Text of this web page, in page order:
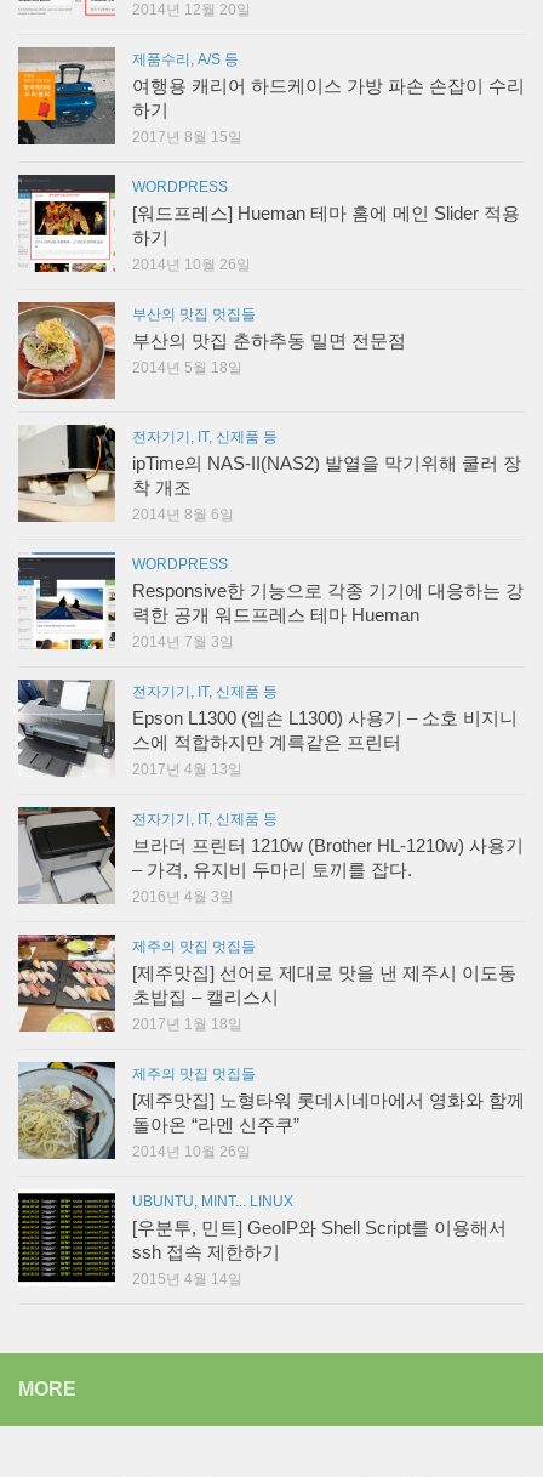
2014년 12월 20일
제품수리, A/S 등
여행용 캐리어 하드케이스 가방 파손 손잡이 수리
하기
2017년 8월 15일
WORDPRESS
[워드프레스] Hueman 테마 홈에 메인 Slider 적용
하기
2014년 10월 26일
부산의 맛집 멋집들
부산의 맛집 춘하추동 밀면 전문점
2014년 5월 18일
전자기기, IT, 신제품 등
ipTime의 NAS-II(NAS2) 발열을 막기위해 쿨러 장
착 개조
2014년 8월 6일
WORDPRESS
Responsive한 기능으로 각종 기기에 대응하는 강
력한 공개 워드프레스 테마 Hueman
2014년 7월 3일
전자기기, IT, 신제품 등
Epson L1300 (엡손 L1300) 사용기 – 소호 비지니
스에 적합하지만 계륵같은 프린터
2017년 4월 13일
전자기기, IT, 신제품 등
브라더 프린터 1210w (Brother HL-1210w) 사용기
– 가격, 유지비 두마리 토끼를 잡다.
2016년 4월 3일
제주의 맛집 멋집들
[제주맛집] 선어로 제대로 맛을 낸 제주시 이도동
초밥집 – 캘리스시
2017년 1월 18일
제주의 맛집 멋집들
[제주맛집] 노형타워 롯데시네마에서 영화와 함께
돌아온 “라멘 신주쿠”
2014년 10월 26일
UBUNTU, MINT... LINUX
[우분투, 민트] GeoIP와 Shell Script를 이용해서
ssh 접속 제한하기
2015년 4월 14일
MORE